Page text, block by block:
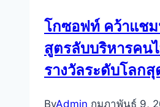
โกซอฟท์ คว้าแชม
สูตรลับบริหารคน
รางวัลระดับโลกสุ
ByAdmin กุมภาพันธ์ 9,